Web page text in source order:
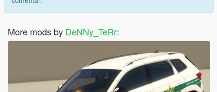
More mods by DeNNy_TeRr: